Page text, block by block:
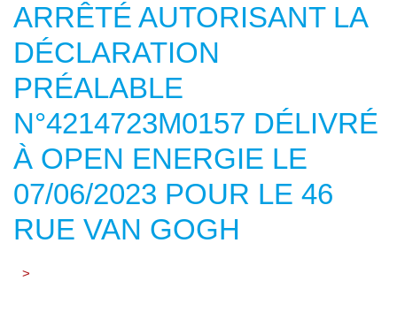
ARRÊTÉ AUTORISANT LA
DÉCLARATION
PRÉALABLE
N°4214723M0157 DÉLIVRÉ
À OPEN ENERGIE LE
07/06/2023 POUR LE 46
RUE VAN GOGH
>